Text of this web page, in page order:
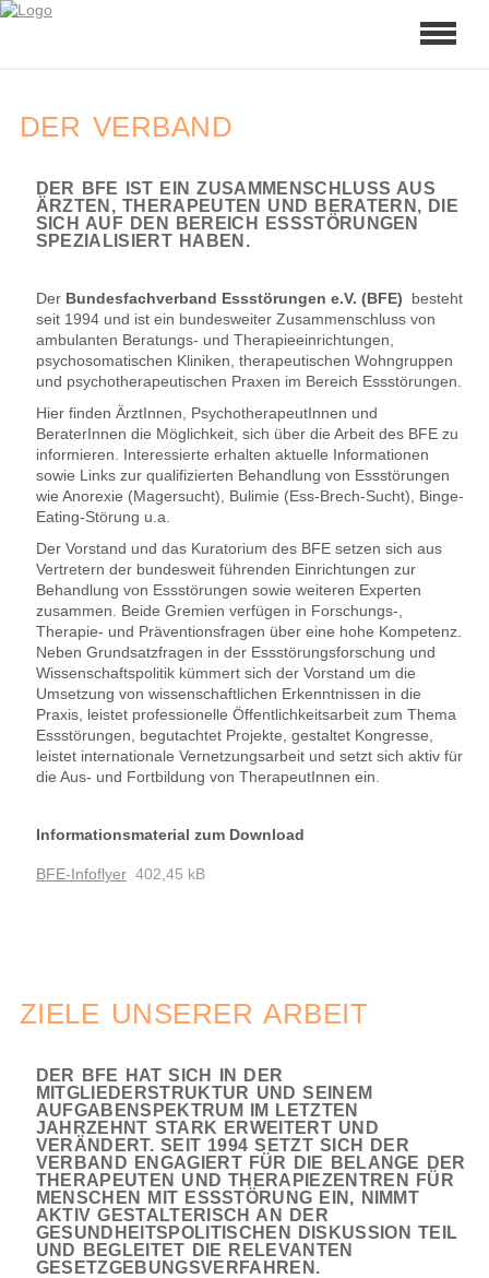
DER VERBAND
DER BFE IST EIN ZUSAMMENSCHLUSS AUS
ÄRZTEN, THERAPEUTEN UND BERATERN, DIE
SICH AUF DEN BEREICH ESSSTÖRUNGEN
SPEZIALISIERT HABEN.
Der Bundesfachverband Essstörungen e.V. (BFE) besteht
seit 1994 und ist ein bundesweiter Zusammenschluss von
ambulanten Beratungs- und Therapieeinrichtungen,
psychosomatischen Kliniken, therapeutischen Wohngruppen
und psychotherapeutischen Praxen im Bereich Essstörungen.
Hier finden ÄrztInnen, PsychotherapeutInnen und
BeraterInnen die Möglichkeit, sich über die Arbeit des BFE zu
informieren. Interessierte erhalten aktuelle Informationen
sowie Links zur qualifizierten Behandlung von Essstörungen
wie Anorexie (Magersucht), Bulimie (Ess-Brech-Sucht), Binge-
Eating-Störung u.a.
Der Vorstand und das Kuratorium des BFE setzen sich aus
Vertretern der bundesweit führenden Einrichtungen zur
Behandlung von Essstörungen sowie weiteren Experten
zusammen. Beide Gremien verfügen in Forschungs-,
Therapie- und Präventionsfragen über eine hohe Kompetenz.
Neben Grundsatzfragen in der Essstörungsforschung und
Wissenschaftspolitik kümmert sich der Vorstand um die
Umsetzung von wissenschaftlichen Erkenntnissen in die
Praxis, leistet professionelle Öffentlichkeitsarbeit zum Thema
Essstörungen, begutachtet Projekte, gestaltet Kongresse,
leistet internationale Vernetzungsarbeit und setzt sich aktiv für
die Aus- und Fortbildung von TherapeutInnen ein.
Informationsmaterial zum Download
BFE-Infoflyer 402,45 kB
ZIELE UNSERER ARBEIT
DER BFE HAT SICH IN DER
MITGLIEDERSTRUKTUR UND SEINEM
AUFGABENSPEKTRUM IM LETZTEN
JAHRZEHNT STARK ERWEITERT UND
VERÄNDERT. SEIT 1994 SETZT SICH DER
VERBAND ENGAGIERT FÜR DIE BELANGE DER
THERAPEUTEN UND THERAPIEZENTREN FÜR
MENSCHEN MIT ESSSTÖRUNG EIN, NIMMT
AKTIV GESTALTERISCH AN DER
GESUNDHEITSPOLITISCHEN DISKUSSION TEIL
UND BEGLEITET DIE RELEVANTEN
GESETZGEBUNGSVERFAHREN.